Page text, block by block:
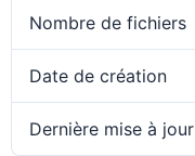
Nombre de fichiers
Date de création
Dernière mise à jour